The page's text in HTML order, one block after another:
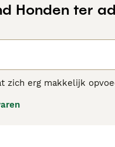
Honden ter
zich erg makkelijk
daarnaast spelen ze